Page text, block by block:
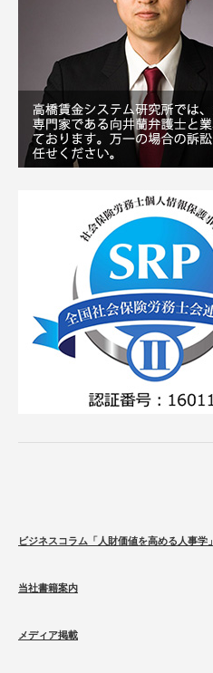
ビジネスコラム「人財価値を高める人事学」
当社書籍案内
メディア掲載